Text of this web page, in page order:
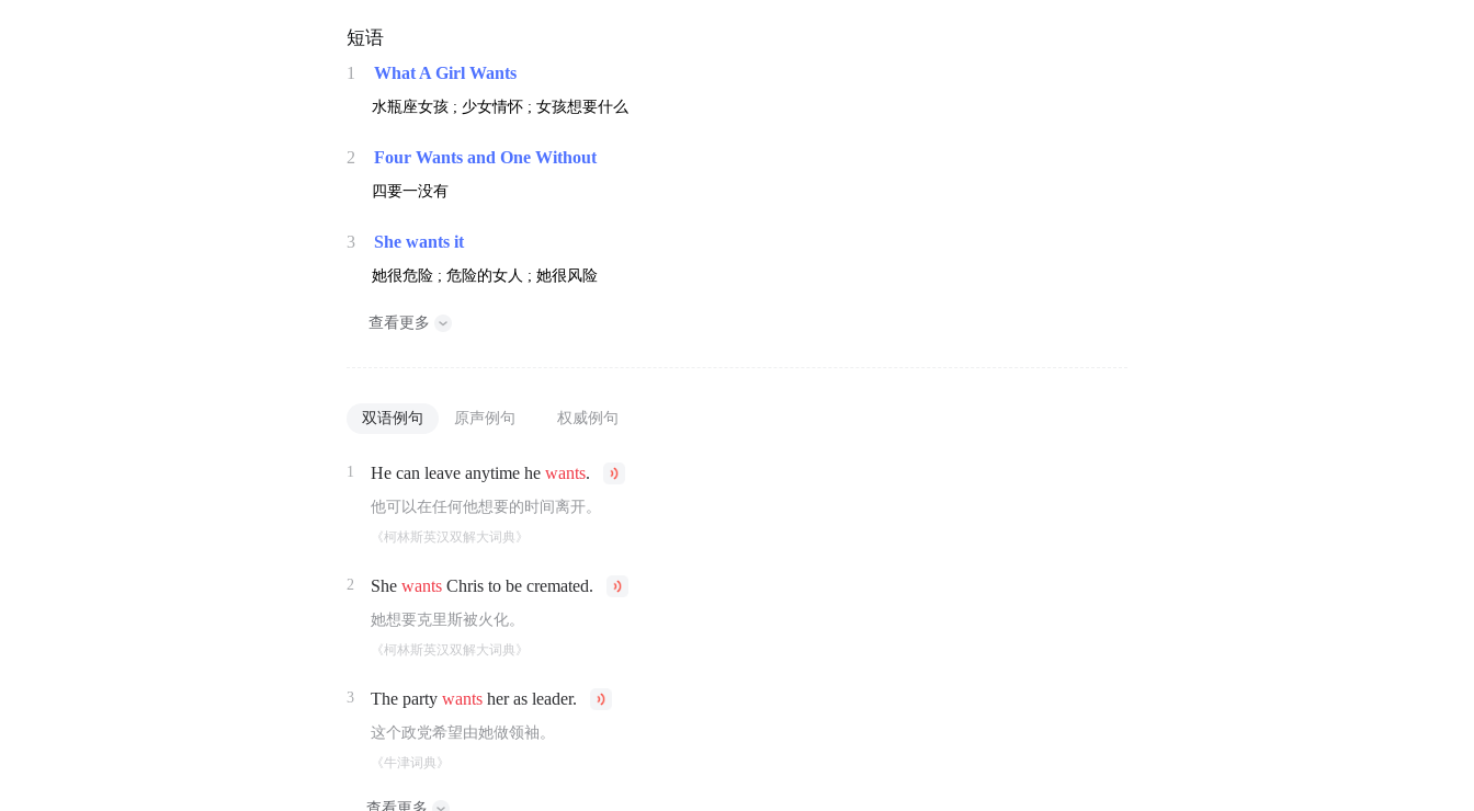
短语
1 What A Girl Wants
水瓶座女孩 ; 少女情怀 ; 女孩想要什么
2 Four Wants and One Without
四要一没有
3 She wants it
她很危险 ; 危险的女人 ; 她很风险
查看更多
双语例句 原声例句 权威例句
1 He can leave anytime hewants.
他可以在任何他想要的时间离开。
《柯林斯英汉双解大词典》
2 Shewants Chris to be cremated.
她想要克里斯被火化。
《柯林斯英汉双解大词典》
3 The partywants her as leader.
这个政党希望由她做领袖。
《牛津词典》